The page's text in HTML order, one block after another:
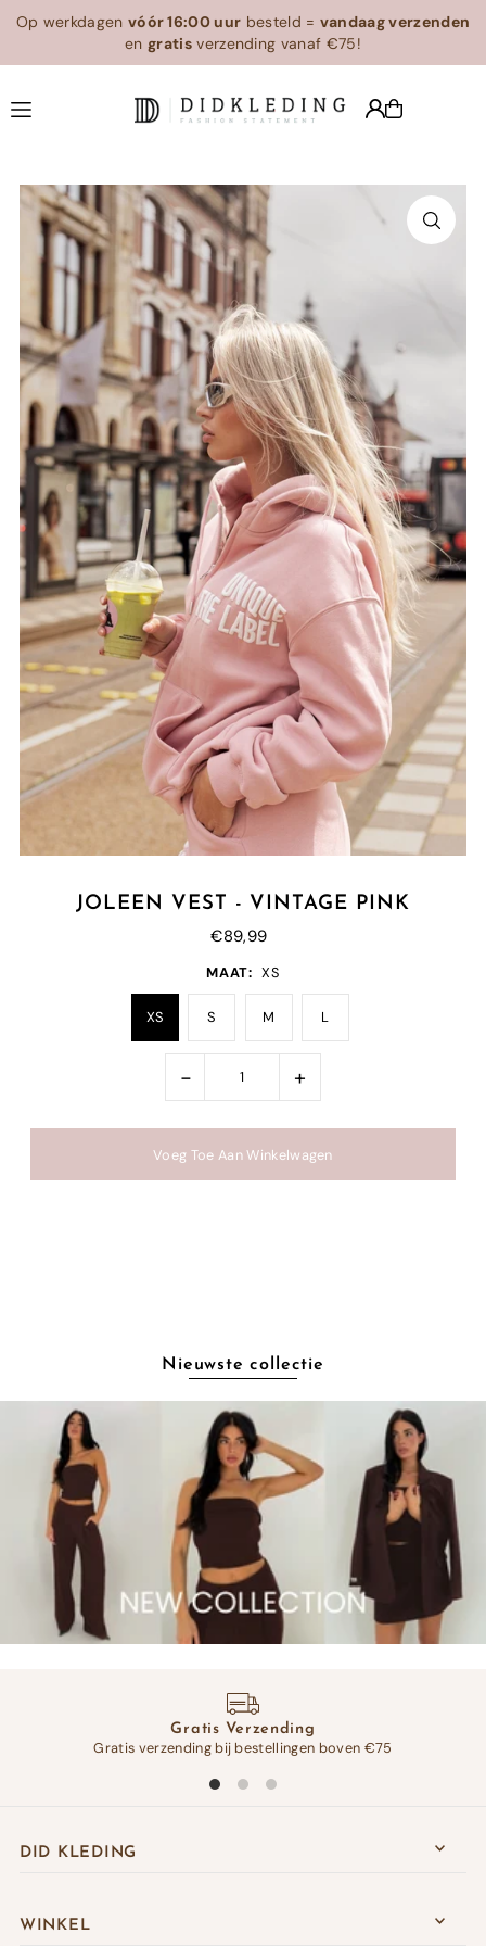
Translation missing: en.accessibility.skip_to_text
Op werkdagen vóór 16:00 uur besteld = vandaag verzenden
engratisverzending vanaf €75!
JOLEEN VEST - VINTAGE PINK
€89,99
MAAT: XS
XS S M L
- +
Nieuwste collectie
Gratis Verzending
Gratis verzending bij bestellingen boven €75
DID KLEDING
WINKEL